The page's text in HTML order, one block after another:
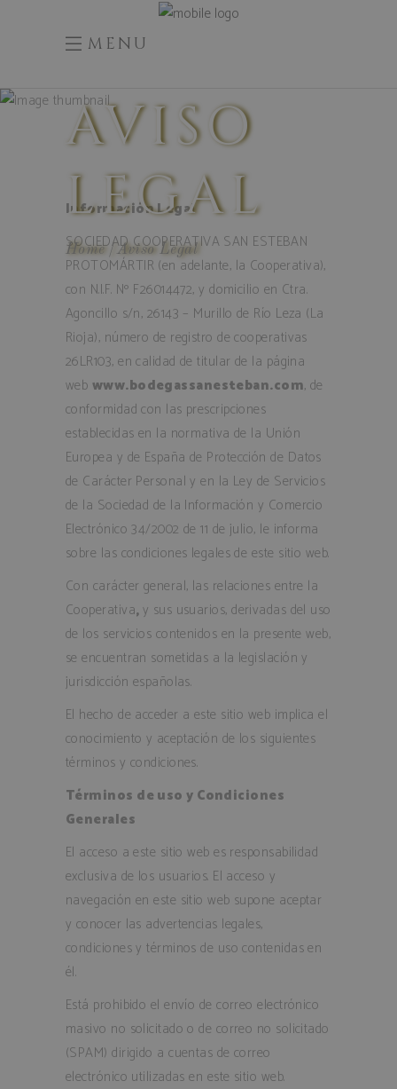
MENU
AVISO
LEGAL
Home Aviso Legal
Información Legal
SOCIEDAD COOPERATIVA SAN ESTEBAN
PROTOMÁRTIR (en adelante, la Cooperativa),
con N.I.F. Nº F26014472, y domicilio en Ctra.
Agoncillo s/n, 26143 – Murillo de Río Leza (La
Rioja), número de registro de cooperativas
26LR103, en calidad de titular de la página
web www.bodegassanesteban.com, de
conformidad con las prescripciones
establecidas en la normativa de la Unión
Europea y de España de Protección de Datos
de Carácter Personal y en la Ley de Servicios
de la Sociedad de la Información y Comercio
Electrónico 34/2002 de 11 de julio, le informa
sobre las condiciones legales de este sitio web.
Con carácter general, las relaciones entre la
Cooperativa,y sus usuarios, derivadas del uso
de los servicios contenidos en la presente web,
se encuentran sometidas a la legislación y
jurisdicción españolas.
El hecho de acceder a este sitio web implica el
conocimiento y aceptación de los siguientes
términos y condiciones.
Términos de uso y Condiciones
Generales
El acceso a este sitio web es responsabilidad
exclusiva de los usuarios. El acceso y
navegación en este sitio web supone aceptar
y conocer las advertencias legales,
condiciones y términos de uso contenidas en
él.
Está prohibido el envío de correo electrónico
masivo no solicitado o de correo no solicitado
(SPAM) dirigido a cuentas de correo
electrónico utilizadas en este sitio web.